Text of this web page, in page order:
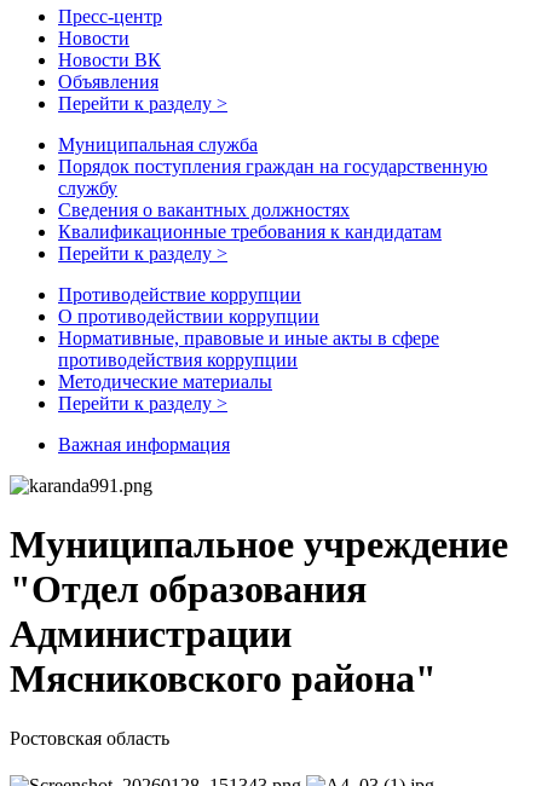
Пресс-центр
Новости
Новости ВК
Объявления
Перейти к разделу >
Муниципальная служба
Порядок поступления граждан на государственную
службу
Сведения о вакантных должностях
Квалификационные требования к кандидатам
Перейти к разделу >
Противодействие коррупции
О противодействии коррупции
Нормативные, правовые и иные акты в сфере
противодействия коррупции
Методические материалы
Перейти к разделу >
Важная информация
Муниципальное учреждение
"Отдел образования
Администрации
Мясниковского района"
Ростовская область